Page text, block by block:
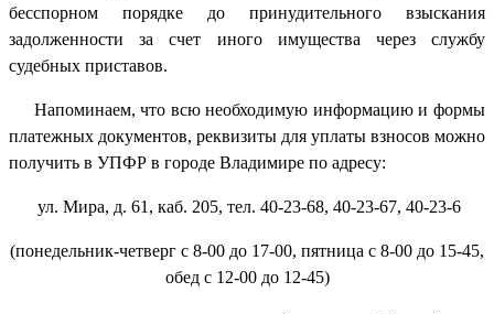
бесспорном порядке до принудительного взыскания
задолженности за счет иного имущества через службу
судебных приставов.
Напоминаем, что всю необходимую информацию и формы
платежных документов, реквизиты для уплаты взносов можно
получить в УПФР в городе Владимире по адресу:
ул. Мира, д. 61, каб. 205, тел. 40-23-68, 40-23-67, 40-23-6
(понедельник-четверг с 8-00 до 17-00, пятница с 8-00 до 15-45,
обед с 12-00 до 12-45)